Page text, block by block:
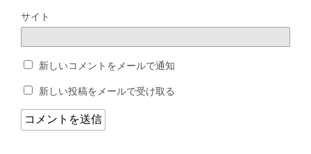
サイト
新しいコメントをメールで通知
新しい投稿をメールで受け取る